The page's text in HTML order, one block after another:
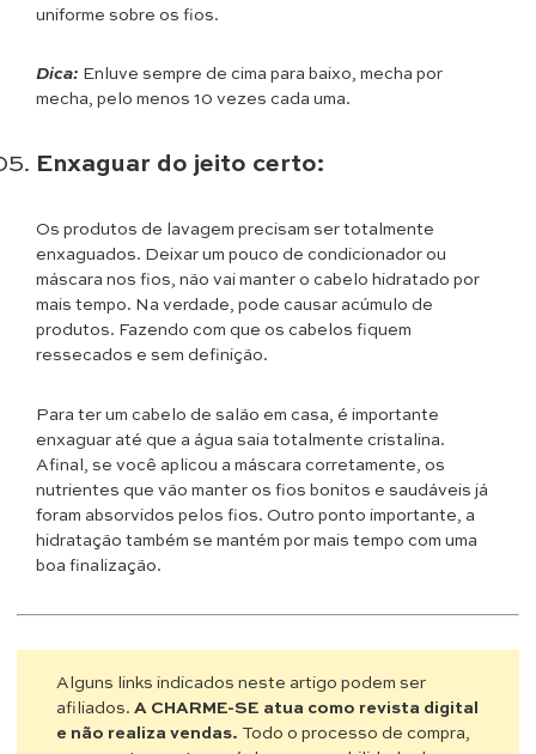
uniforme sobre os fios.
Dica: Enluve sempre de cima para baixo, mecha por
mecha, pelo menos 10 vezes cada uma.
Enxaguar do jeito certo:
Os produtos de lavagem precisam ser totalmente
enxaguados. Deixar um pouco de condicionador ou
máscara nos fios, não vai manter o cabelo hidratado por
mais tempo. Na verdade, pode causar acúmulo de
produtos. Fazendo com que os cabelos fiquem
ressecados e sem definição.
Para ter um cabelo de salão em casa, é importante
enxaguar até que a água saia totalmente cristalina.
Afinal, se você aplicou a máscara corretamente, os
nutrientes que vão manter os fios bonitos e saudáveis já
foram absorvidos pelos fios. Outro ponto importante, a
hidratação também se mantém por mais tempo com uma
boa finalização.
Alguns links indicados neste artigo podem ser
afiliados.A CHARME-SE atua como revista digital
e não realiza vendas. Todo o processo de compra,